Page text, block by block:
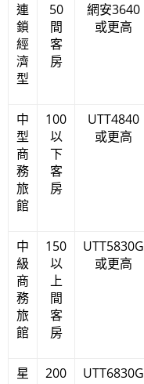
連
鎖
經
濟
型
50
間
客
房
網安3640
或更高
中
型
商
務
旅
館
100
以
下
客
房
UTT4840
或更高
中
級
商
務
旅
館
150
以
上
間
客
房
UTT5830G
或更高
星
200
UTT6830G